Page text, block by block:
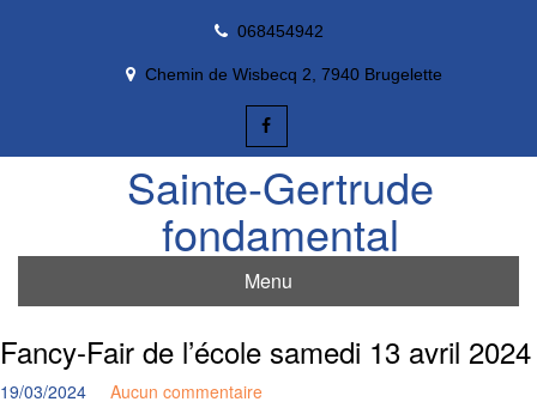
068454942
Chemin de Wisbecq 2, 7940 Brugelette
Sainte-Gertrude
fondamental
Menu
Fancy-Fair de l’école samedi 13 avril 2024
19/03/2024 Aucun commentaire